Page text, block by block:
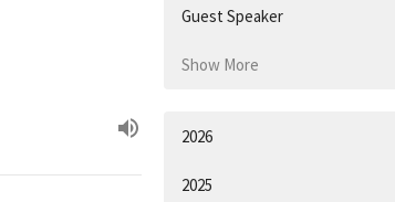
Guest Speaker
Show More
2026
2025